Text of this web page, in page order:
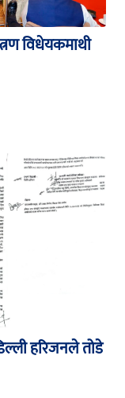
विधेयकमाथी
हरिजनले तोडे